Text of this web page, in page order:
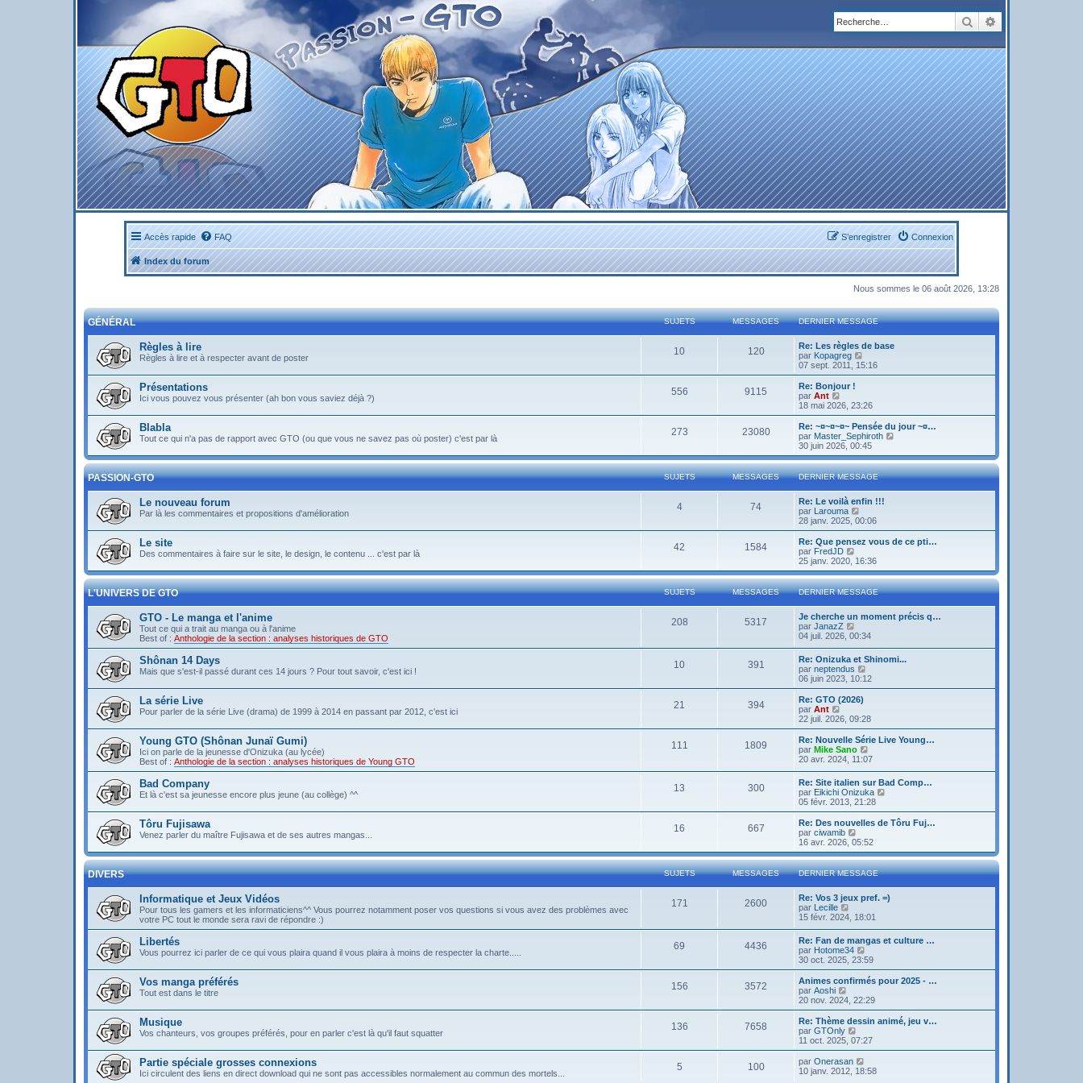
Rechercher
Accès rapide FAQ Connexion
S’enregistrer
Index du forum
Nous sommes le 06 août 2026, 13:28
GÉNÉRAL SUJETS MESSAGES DERNIER MESSAGE
Règles à lire
Règles à lire et à respecter avant de poster
10 120
Re: Les règles de base
par Kopagreg
o
i
e
r
n
i
e
r
m
e
s
a
g
e
07 sept. 2011, 15:16
Présentations
Ici vous pouvez vous présenter (ah bon vous saviez déjà ?)
556 9115
Re: Bonjour !
par Ant
o
i
r
l
e
e
r
n
i
e
r
m
e
s
s
a
g
e
18 mai 2026, 23:26
Blabla
Tout ce qui n'a pas de rapport avec GTO (ou que vous ne savez pas où poster) c'est par là
273 23080
Re: ~¤~¤~¤~ Pensée du jour ~¤…
par Master_Sephiroth
i
r
l
d
i
e
e
s
s
g
e
30 juin 2026, 00:45
PASSION-GTO SUJETS MESSAGES DERNIER MESSAGE
Le nouveau forum
Par là les commentaires et propositions d'amélioration
4 74
Re: Le voilà enfin !!!
par Larouma
o
i
r
e
e
r
n
i
e
m
s
s
a
g
28 janv. 2025, 00:06
Le site
Des commentaires à faire sur le site, le design, le contenu ... c'est par là
42 1584
Re: Que pensez vous de ce pti…
par FredJD
o
i
r
l
d
e
n
i
e
r
m
s
s
a
g
25 janv. 2020, 16:36
L'UNIVERS DE GTO SUJETS MESSAGES DERNIER MESSAGE
GTO - Le manga et l'anime
Tout ce qui a trait au manga ou à l'anime
Best of : Anthologie de la section : analyses historiques de GTO
208 5317
Je cherche un moment précis q…
par JanazZ
o
l
e
d
e
r
i
e
r
m
e
s
s
a
g
04 juil. 2026, 00:34
Shônan 14 Days
Mais que s'est-il passé durant ces 14 jours ? Pour tout savoir, c'est ici !
10 391
Re: Onizuka et Shinomi...
par neptendus
o
i
e
e
r
n
i
e
r
m
e
s
s
g
e
06 juin 2023, 10:12
La série Live
Pour parler de la série Live (drama) de 1999 à 2014 en passant par 2012, c'est ici
21 394
Re: GTO (2026)
par Ant
o
i
r
l
e
e
r
n
i
e
r
m
e
s
s
a
22 juil. 2026, 09:28
Young GTO (Shônan Junaï Gumi)
Ici on parle de la jeunesse d'Onizuka (au lycée)
Best of : Anthologie de la section : analyses historiques de Young GTO
111 1809
Re: Nouvelle Série Live Young…
par Mike Sano
o
l
e
d
r
i
e
r
m
s
a
g
e
20 avr. 2024, 11:07
Bad Company
Et là c'est sa jeunesse encore plus jeune (au collège) ^^
13 300
Re: Site italien sur Bad Comp…
par Eikichi Onizuka
i
r
e
r
i
e
s
s
05 févr. 2013, 21:28
Tôru Fujisawa
Venez parler du maître Fujisawa et de ses autres mangas...
16 667
Re: Des nouvelles de Tôru Fuj…
par ciwamib
o
i
r
l
d
e
n
i
e
r
m
s
a
g
16 avr. 2026, 05:52
DIVERS SUJETS MESSAGES DERNIER MESSAGE
Informatique et Jeux Vidéos
Pour tous les gamers et les informaticiens^^ Vous pourrez notamment poser vos questions si vous avez des problèmes avec
votre PC tout le monde sera ravi de répondre :)
171 2600
Re: Vos 3 jeux pref. =)
par Lecille
l
e
d
e
r
i
e
r
m
e
s
s
a
15 févr. 2024, 18:01
Libertés
Vous pourrez ici parler de ce qui vous plaira quand il vous plaira à moins de respecter la charte.....
69 4436
Re: Fan de mangas et culture …
par Hotome34
o
i
r
e
e
r
n
i
m
30 oct. 2025, 23:59
Vos manga préférés
Tout est dans le titre
156 3572
Animes confirmés pour 2025 - …
par Aoshi
o
i
r
l
e
d
r
n
20 nov. 2024, 22:29
Musique
Vos chanteurs, vos groupes préférés, pour en parler c'est là qu'il faut squatter
136 7658
Re: Thème dessin animé, jeu v…
par GTOnly
o
i
r
l
11 oct. 2025, 07:27
Partie spéciale grosses connexions
Ici circulent des liens en direct download qui ne sont pas accessibles normalement au commun des mortels...
5 100 par Onerasan
o
10 janv. 2012, 18:58